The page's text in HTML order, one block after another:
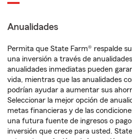
Anualidades
Permita que State Farm® respalde
una inversión a través de
anualidades inmediatas pueden
vida, mientras que las anualidades
podrían ayudar a aumentar sus
Seleccionar la mejor opción de
metas financieras y de las
una futura fuente de ingresos o
inversión que crece para usted.